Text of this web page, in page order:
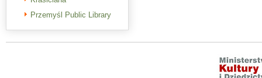
Przemyśl Public Library